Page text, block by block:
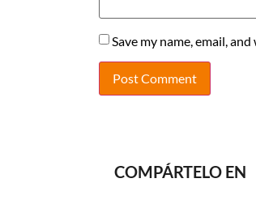
Save my name, email,
COMPÁRTELO EN